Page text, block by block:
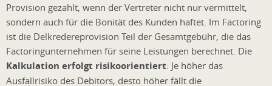
Provision gezahlt, wenn der Vertreter nicht nur vermittelt,
sondern auch für die Bonität des Kunden haftet. Im Factoring
ist die Delkredereprovision Teil der Gesamtgebühr, die das
Factoringunternehmen für seine Leistungen berechnet. Die
Kalkulation erfolgt risikoorientiert: Je höher das
Ausfallrisiko des Debitors, desto höher fällt die